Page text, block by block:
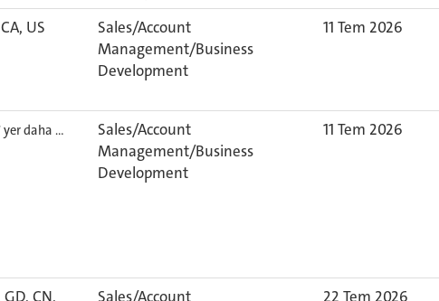
US
Sales/Account
Management/Business
Development
11 Tem 2026
yer daha …
Sales/Account
Management/Business
Development
11 Tem 2026
CN, Sales/Account 22 Tem 2026